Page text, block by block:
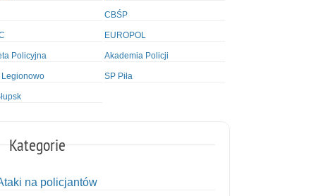
CBŚP
EUROPOL
Policyjna Akademia Policji
Legionowo SP Piła
Kategorie
na policjantów